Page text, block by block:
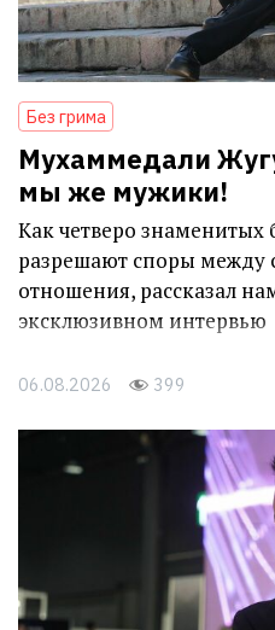
Без грима
Мухаммедали
мы же мужики!
Как четверо знаменитых
разрешают споры между
отношения, рассказал
эксклюзивном интервью
06.08.2026 399